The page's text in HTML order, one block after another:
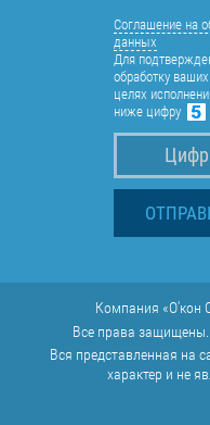
Соглашение на
данных
Для
обработку
целях
ниже цифру
Компания «О'кон
Все права защищены.
Вся представленная на
характер и не